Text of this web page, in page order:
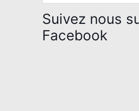
Suivez nous
Facebook